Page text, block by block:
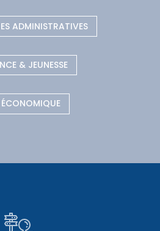
ADMINISTRATIVES
& JEUNESSE